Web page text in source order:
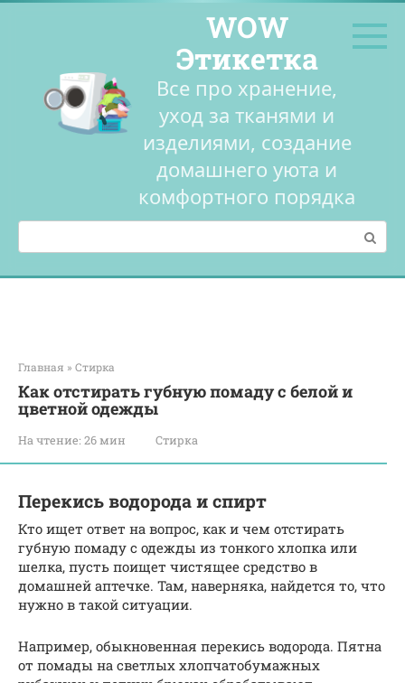
Перейти
WOW
Этикетка
Все про хранение,
уход за тканями и
изделиями, создание
домашнего уюта и
комфортного порядка
Поиск:
Главная » Стирка
Как отстирать губную помаду с белой и
цветной одежды
На чтение: 26 мин Стирка
Перекись водорода и спирт
Кто ищет ответ на вопрос, как и чем отстирать
губную помаду с одежды из тонкого хлопка или
шелка, пусть поищет чистящее средство в
домашней аптечке. Там, наверняка, найдется то, что
нужно в такой ситуации.
Например, обыкновенная перекись водорода. Пятна
от помады на светлых хлопчатобумажных